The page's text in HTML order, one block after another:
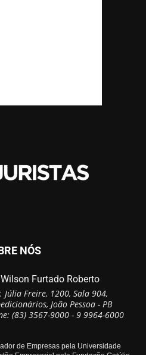
NÓS
Wilson Furtado Roberto
Júlia Freire, 1200, Sala 904,
João Pessoa - PB
(83) 3567-9000 - 9 9964-6000
de Empresas pela Universidade